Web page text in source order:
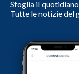
Sfoglia il
Tutte le notizie del